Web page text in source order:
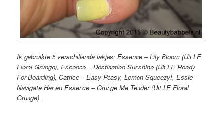
Ik gebruikte 5 verschillende lakjes; Essence – Lily Bloom (Uit LE
Floral Grunge), Essence – Destination Sunshine (Uit LE Ready
For Boarding), Catrice – Easy Peasy, Lemon Squeezy!, Essie –
Navigate Her en Essence – Grunge Me Tender (Uit LE Floral
Grunge).